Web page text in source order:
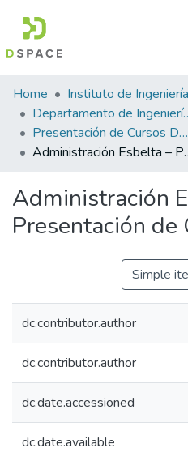
Statistics
Home
Departamento de
Presentación de Cursos Departamento de Ingeniería Industrial y Manufactura
Administración
Presentación de
Simple
dc.contributor.author
dc.contributor.author
dc.date.accessioned
dc.date.available